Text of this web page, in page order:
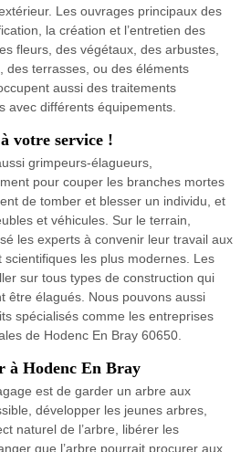
Les ouvrages principaux des
la création et l’entretien des
fleurs, des végétaux, des arbustes,
des terrasses, ou des éléments
aussi des traitements
avec différents équipements.
votre service !
grimpeurs-élagueurs,
pour couper les branches mortes
de tomber et blesser un individu, et
et véhicules. Sur le terrain,
les experts à convenir leur travail aux
les plus modernes. Les
sur tous types de construction qui
être élagués. Nous pouvons aussi
spécialisés comme les entreprises
de Hodenc En Bray 60650.
à Hodenc En Bray
est de garder un arbre aux
développer les jeunes arbres,
naturel de l’arbre, libérer les
que l’arbre pourrait procurer aux